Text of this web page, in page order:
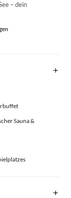
– dein
Sauna &